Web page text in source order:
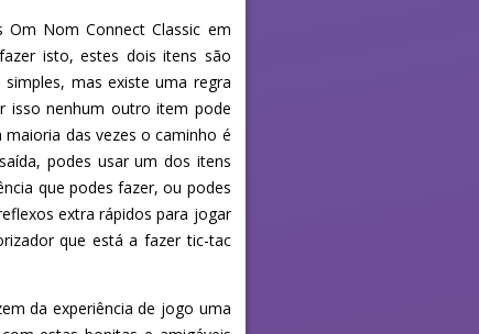
Nom Connect Classic em
isto, estes dois itens são
mas existe uma regra
isso nenhum outro item pode
das vezes o caminho é
podes usar um dos itens
que podes fazer, ou podes
extra rápidos para jogar
que está a fazer tic-tac
da experiência de jogo uma